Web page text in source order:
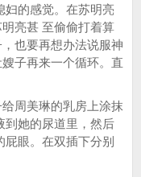
妇的感觉。在苏明亮
亮甚 至偷偷打着算
也要再想办法说服神
子再来一个循环。直
周美琳的乳房上涂抹
到她的尿道里，然后
眼。在双插下分别